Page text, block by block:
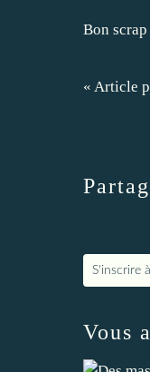
Bon scrap
« Article
S'inscrire
Vous